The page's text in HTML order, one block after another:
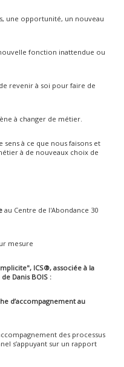
une opportunité, un nouveau
fonction inattendue ou
revenir à soi pour faire de
à changer de métier.
à ce que nous faisons et
à de nouveaux choix de
au Centre de l'Abondance 30
mesure
ICS®, associée à la
Danis BOIS :
d’accompagnement au
des processus
s’appuyant sur un rapport